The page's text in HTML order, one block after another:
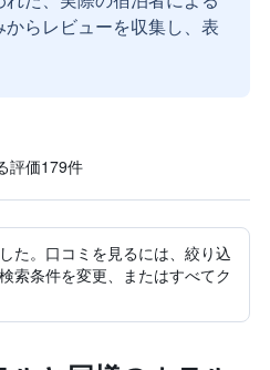
らレビューを収集し、表
評価179​件
た。口コミを見るには、絞り込
索条件を変更、またはすべてク